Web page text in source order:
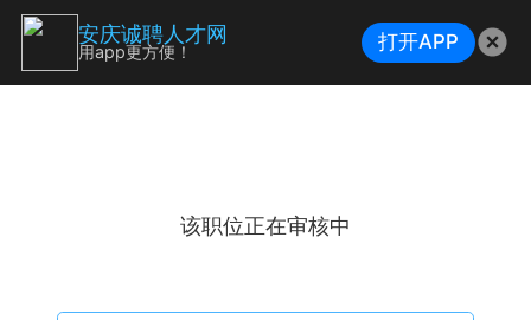
该职位正在审核中
安庆诚聘人才网
用app更方便！ 打开APP